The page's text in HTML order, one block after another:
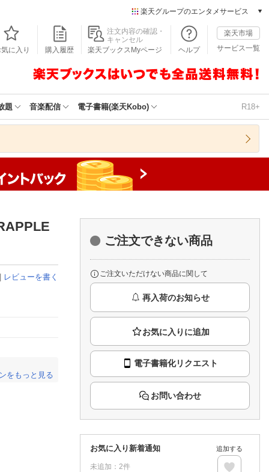
楽天グループのエンタメサービス
本/ゲーム/CD/DVD
楽天ブックス
楽天Kobo
楽天ミュージック
楽天TV
楽天チケット
エンタメニュース
推し楽
気に入り 購入履歴
注文内容の確認・
キャンセル
楽天ブックスMyページ
ヘルプ
楽天市場
サービス一覧
題 音楽配信 電子書籍(楽天Kobo) R18+
レビューを書く
をもっと見る
ご注文できない商品
ご注文いただけない商品に関して
再入荷のお知らせ
電子書籍化リクエスト
お問い合わせ
お気に入り新着通知
未追加： 2件
追加する